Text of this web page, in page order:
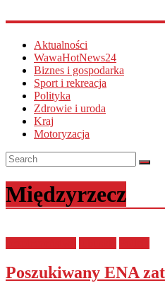
Aktualności
WawaHotNews24
Biznes i gospodarka
Sport i rekreacja
Polityka
Zdrowie i uroda
Kraj
Motoryzacja
Międzyrzecz
Poszukiwany ENA